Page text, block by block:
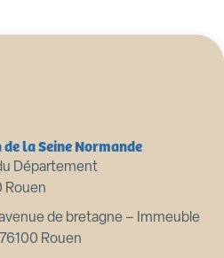
la Seine Normande
Département
Rouen
de bretagne – Immeuble
Rouen